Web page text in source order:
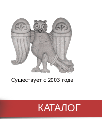
КАТАЛОГ